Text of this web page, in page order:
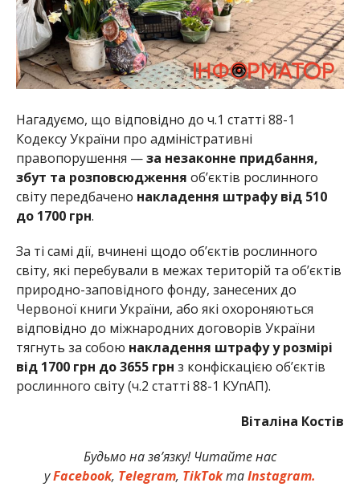
Нагадуємо, що відповідно до ч.1 статті 88-1
Кодексу України про адміністративні
правопорушення —за незаконне придбання,
збут та розповсюдження об’єктів рослинного
світу передбачено накладення штрафу від 510
до 1700 грн.
За ті самі дії, вчинені щодо об’єктів рослинного
світу, які перебували в межах територій та об’єктів
природно-заповідного фонду, занесених до
Червоної книги України, або які охороняються
відповідно до міжнародних договорів України
тягнуть за собою накладення штрафу у розмірі
від 1700 грн до 3655 грн з конфіскацією об’єктів
рослинного світу (ч.2 статті 88-1 КУпАП).
Віталіна Костів
Будьмо на зв’язку! Читайте нас
уFacebook, Telegram, TikTokтаInstagram.